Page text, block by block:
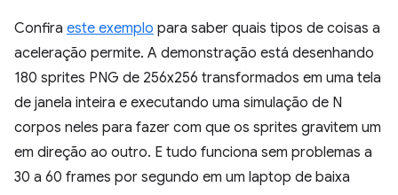
Confira este exemplo para saber quais tipos de coisas a
aceleração permite. A demonstração está desenhando
180 sprites PNG de 256x256 transformados em uma tela
de janela inteira e executando uma simulação de N
corpos neles para fazer com que os sprites gravitem um
em direção ao outro. E tudo funciona sem problemas a
30 a 60 frames por segundo em um laptop de baixa